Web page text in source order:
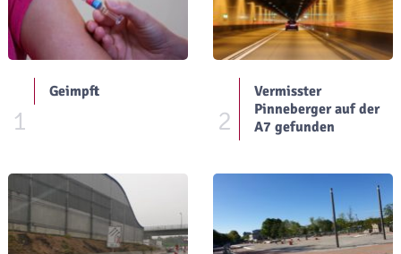
1
Geimpft
2
Vermisster
Pinneberger auf der
A7 gefunden